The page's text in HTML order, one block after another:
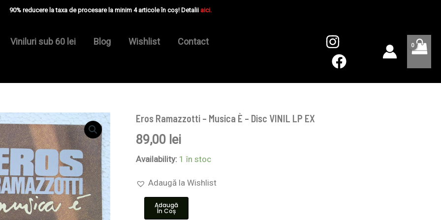
90% reducere la taxa de procesare la minim 4 articole în coș! Detalii aici.
Viniluri sub 60 lei Blog Wishlist Contact
Eros Ramazzotti – Musica È – Disc VINIL LP EX
89,00 lei
Availability: 1 în stoc
Adaugă la Wishlist
Cantitate
Ramazzotti
–
Musica
Disc
VINIL
Adaugă
În Coș
VINIL
LP